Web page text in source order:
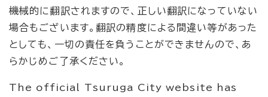
機械的に翻訳されますので、正しい翻訳になっていない
場合もございます。翻訳の精度による間違い等があった
としても、一切の責任を負うことができませんので、あ
らかじめご了承ください。
The official Tsuruga City website has